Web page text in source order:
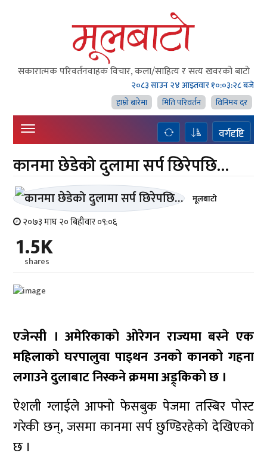
सकारात्मक परिवर्तनवाहक विचार, कला/साहित्य र सत्य खवरको बाटाे
२०८३ साउन २४ आइतवार१०:०३:२८ बजे
हाम्राे बारेमा
मिति परिवर्तन विनिमय दर
वर्गदृष्टि
कानमा छेडेको दुलामा सर्प छिरेपछि…
मूलबाटाे
२०७३ माघ २० बिहीवार ०९:०६
1.5K
shares
एजेन्सी । अमेरिकाको ओरेगन राज्यमा बस्ने एक
महिलाको घरपालुवा पाइथन उनको कानको गहना
लगाउने दुलाबाट निस्कने क्रममा अड्र्किको छ ।
ऐशली ग्लाईले आफ्नो फेसबुक पेजमा तस्बिर पोस्ट
गरेकी छन्, जसमा कानमा सर्प छुण्डिरहेको देखिएको
छ ।